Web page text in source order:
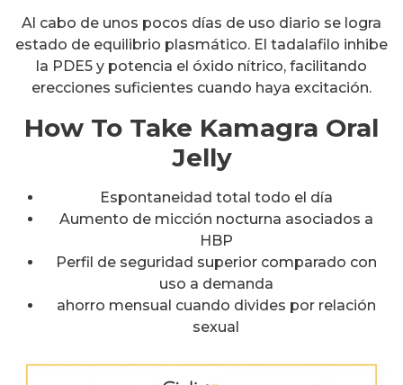
Al cabo de unos pocos días de uso diario se logra
estado de equilibrio plasmático. El tadalafilo inhibe
la PDE5 y potencia el óxido nítrico, facilitando
erecciones suficientes cuando haya excitación.
How To Take Kamagra Oral
Jelly
Espontaneidad total todo el día
Aumento de micción nocturna asociados a
HBP
Perfil de seguridad superior comparado con
uso a demanda
ahorro mensual cuando divides por relación
sexual